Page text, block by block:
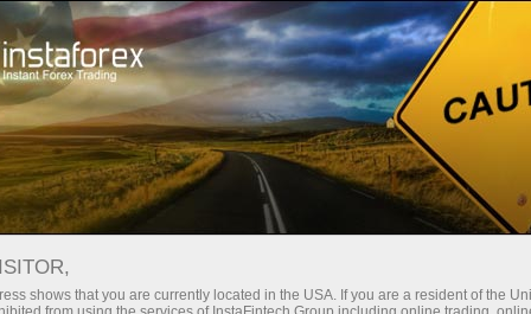
For Traders Forex Analytics
InstaForex TV
Forex TV News
shows that you are currently located in the USA. If you are a resident of the